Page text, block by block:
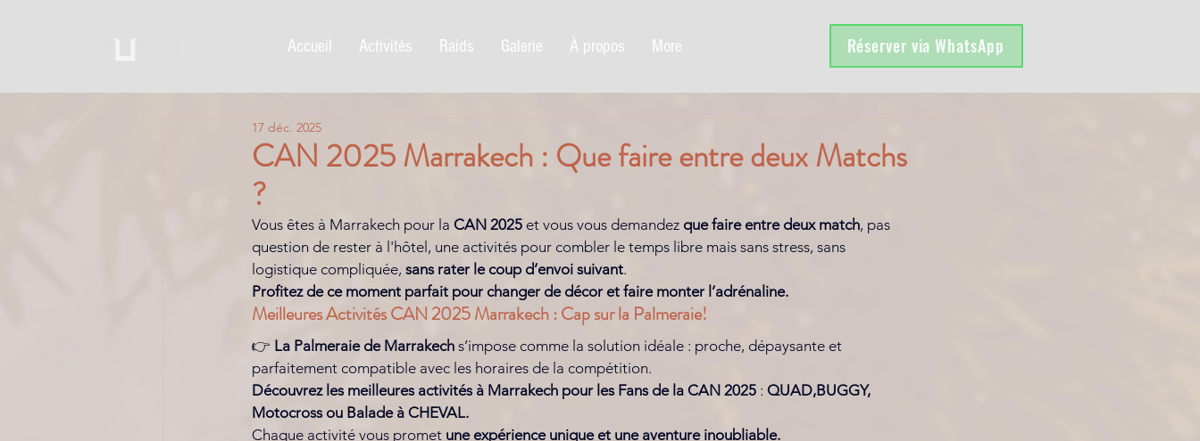
Accueil Activités Raids Galerie À propos More Réserver via WhatsApp
CAN 2025 Marrakech : Que faire entre deux Matchs
?
17 déc. 2025
Vous êtes à Marrakech pour la CAN 2025 et vous vous demandez que faire entre deux match, pas
question de rester à l'hôtel, une activités pour combler le temps libre mais sans stress, sans
logistique compliquée, sans rater le coup d’envoi suivant.
Profitez de ce moment parfait pour changer de décor et faire monter l’adrénaline.
Meilleures Activités CAN 2025 Marrakech : Cap sur la Palmeraie!
👉 La Palmeraie de Marrakech s’impose comme la solution idéale : proche, dépaysante et
parfaitement compatible avec les horaires de la compétition.
Découvrez les meilleures activités à Marrakech pour les Fans de la CAN 2025 : QUAD,BUGGY,
Motocross ou Balade à CHEVAL.
Chaque activité vous promet une expérience unique et une aventure inoubliable.